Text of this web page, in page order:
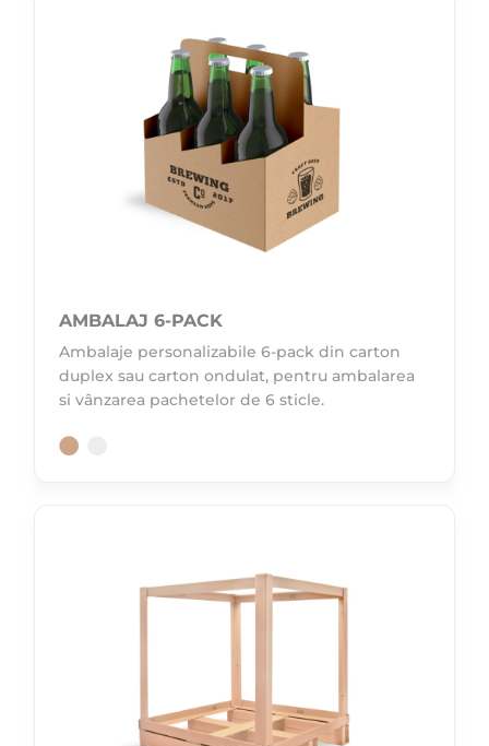
AMBALAJ 6-PACK
Ambalaje personalizabile 6-pack din carton
duplex sau carton ondulat, pentru ambalarea
si vânzarea pachetelor de 6 sticle.